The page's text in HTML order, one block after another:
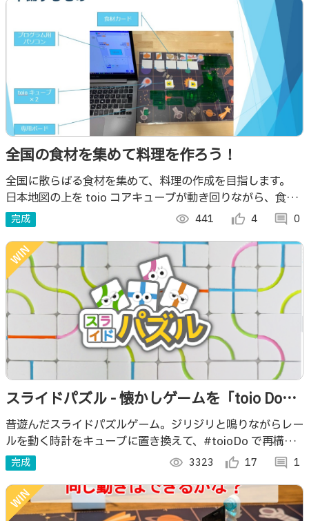
全国の食材を集めて料理を作ろう！
全国に散らばる食材を集めて、料理の作成を目指します。
日本地図の上を toio コアキューブが動き回りながら、食材
を集めていき、食材を使って素敵な料理を作る複数人で遊べ
る食育ゲームです。
完成 visibility 441 thumb_up_alt 4 comment 0
スライドパズル - 懐かしゲームを「toio Do」
でアップデート！
昔遊んだスライドパズルゲーム。ジリジリと鳴りながらレー
ルを動く時計をキューブに置き換えて、#toioDo で再構築
します。さらに子供と楽しく対戦できるような要素をプログ
ラムで加えます。#Doコン
完成 visibility 3323 thumb_up_alt 17 comment 1